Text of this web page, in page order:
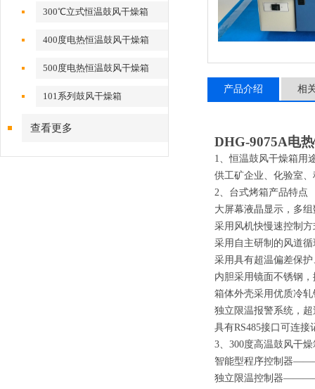
300℃立式恒温鼓风干燥箱
400度电热恒温鼓风干燥箱
500度电热恒温鼓风干燥箱
101系列鼓风干燥箱
查看更多
产品介绍 相
DHG-9075A电
1、恒温鼓风干燥箱用
供工矿企业、化验室
2、台式烤箱产品特点
大屏幕液晶显示，多
采用风机快慢速控制
采用自主研制的风道
采用具有超温偏差保
内胆采用镜面不锈钢
箱体外壳采用优质冷轧
独立限温报警系统，
具有RS485接口可连
3、300度高温鼓风干
智能型程序控
独立限温控制